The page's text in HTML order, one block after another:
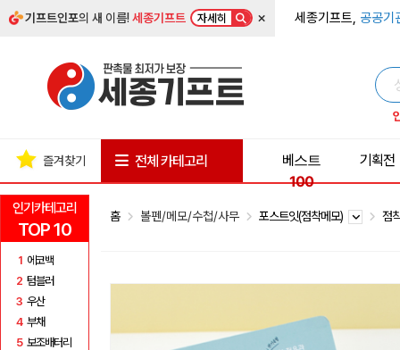
기프트인포의 새 이름!세종기프트 자세히 × 세종기프트, 공공기
인기카테고리
TOP 10
1 에코백
2 텀블러
3 우산
4 부채
5 보조배터리
즐겨찾기 전체 카테고리
베스트
100
기획전
홈 볼펜/메모/수첩/사무 포스트잇(점착메모) 점